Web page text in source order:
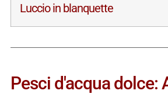
Luccio in blanquette
Pesci d'acqua dolce: